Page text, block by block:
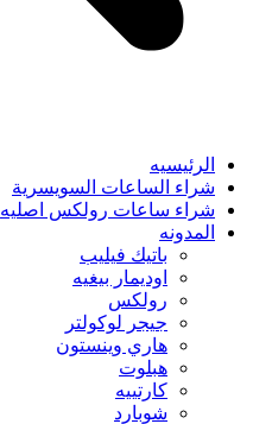
الرئيسيه
شراء الساعات السويسرية
شراء ساعات رولكس اصليه
المدونه
باتيك فيليب
اوديمار بيغيه
رولكس
جيجر لوكولتر
هاري وينستون
هبلوت
كارتييه
شوبارد